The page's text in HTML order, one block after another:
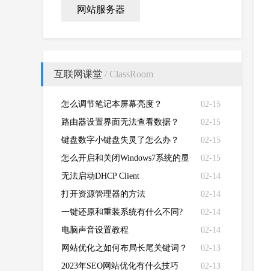
网站服务器
互联网课堂 / ClassRoom
02-15
怎么调节笔记本屏幕亮度？
02-15
路由器设置界面无法查看数据？
02-15
键盘数字小键盘失灵了怎么办？
02-15
怎么开启和关闭Windows7系统的显
卡硬件加速功能
02-14
无法启动DHCP Client
02-14
打开资源管理器的方法
02-14
一键还原和重装系统有什么不同?
02-14
电脑声音设置教程
02-13
网站优化之如何布局长尾关键词？
02-13
2023年SEO网站优化有什么技巧